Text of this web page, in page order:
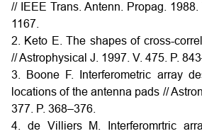
// IEEE Trans. Antenn. Propag.
1167.
2. Keto E. The shapes of cross-
// Astrophysical J. 1997. V. 475. P.
3. Boone F. Interferometric array
locations of the antenna pads //
377. P. 368–376.
4. de Villiers M. Interferomrtric